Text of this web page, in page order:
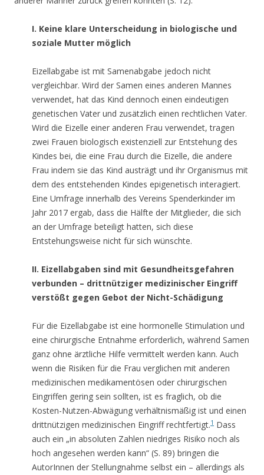
I. Keine klare Unterscheidung in biologische und
soziale Mutter möglich
Eizellabgabe ist mit Samenabgabe jedoch nicht
vergleichbar. Wird der Samen eines anderen Mannes
verwendet, hat das Kind dennoch einen eindeutigen
genetischen Vater und zusätzlich einen rechtlichen Vater.
Wird die Eizelle einer anderen Frau verwendet, tragen
zwei Frauen biologisch existenziell zur Entstehung des
Kindes bei, die eine Frau durch die Eizelle, die andere
Frau indem sie das Kind austrägt und ihr Organismus mit
dem des entstehenden Kindes epigenetisch interagiert.
Eine Umfrage innerhalb des Vereins Spenderkinder im
Jahr 2017 ergab, dass die Hälfte der Mitglieder, die sich
an der Umfrage beteiligt hatten, sich diese
Entstehungsweise nicht für sich wünschte.
II. Eizellabgaben sind mit Gesundheitsgefahren
verbunden – drittnütziger medizinischer Eingriff
verstößt gegen Gebot der Nicht-Schädigung
Für die Eizellabgabe ist eine hormonelle Stimulation und
eine chirurgische Entnahme erforderlich, während Samen
ganz ohne ärztliche Hilfe vermittelt werden kann. Auch
wenn die Risiken für die Frau verglichen mit anderen
medizinischen medikamentösen oder chirurgischen
Eingriffen gering sein sollten, ist es fraglich, ob die
Kosten-Nutzen-Abwägung verhältnismäßig ist und einen
drittnützigen medizinischen Eingriff rechtfertigt.1 Dass
auch ein „in absoluten Zahlen niedriges Risiko noch als
hoch angesehen werden kann“ (S. 89) bringen die
AutorInnen der Stellungnahme selbst ein – allerdings als